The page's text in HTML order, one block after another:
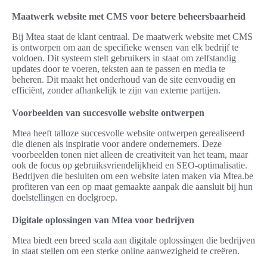
Maatwerk website met CMS voor betere beheersbaarheid
Bij Mtea staat de klant centraal. De maatwerk website met CMS
is ontworpen om aan de specifieke wensen van elk bedrijf te
voldoen. Dit systeem stelt gebruikers in staat om zelfstandig
updates door te voeren, teksten aan te passen en media te
beheren. Dit maakt het onderhoud van de site eenvoudig en
efficiënt, zonder afhankelijk te zijn van externe partijen.
Voorbeelden van succesvolle website ontwerpen
Mtea heeft talloze succesvolle website ontwerpen gerealiseerd
die dienen als inspiratie voor andere ondernemers. Deze
voorbeelden tonen niet alleen de creativiteit van het team, maar
ook de focus op gebruiksvriendelijkheid en SEO-optimalisatie.
Bedrijven die besluiten om een website laten maken via Mtea.be
profiteren van een op maat gemaakte aanpak die aansluit bij hun
doelstellingen en doelgroep.
Digitale oplossingen van Mtea voor bedrijven
Mtea biedt een breed scala aan digitale oplossingen die bedrijven
in staat stellen om een sterke online aanwezigheid te creëren.